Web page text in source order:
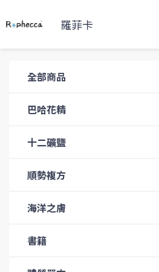
羅菲卡
全部商品
巴哈花精
十二礦鹽
順勢複方
海洋之膚
書籍